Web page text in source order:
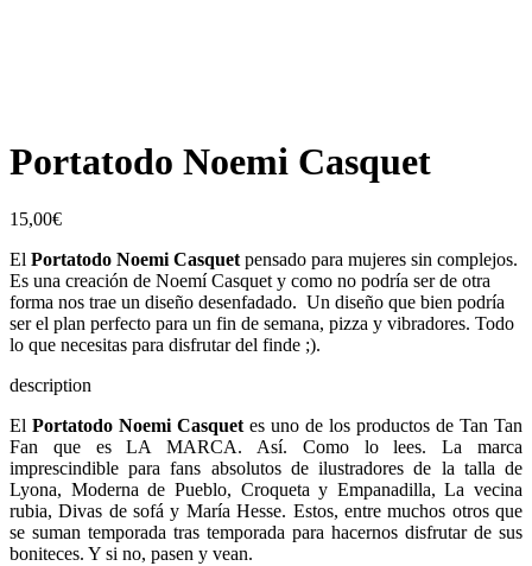
Portatodo Noemi Casquet
15,00€
El Portatodo Noemi Casquet pensado para mujeres sin complejos.
Es una creación de Noemí Casquet y como no podría ser de otra
forma nos trae un diseño desenfadado. Un diseño que bien podría
ser el plan perfecto para un fin de semana, pizza y vibradores. Todo
lo que necesitas para disfrutar del finde ;).
description
El Portatodo Noemi Casquet es uno de los productos de Tan Tan
Fan que es LA MARCA. Así. Como lo lees. La marca
imprescindible para fans absolutos de ilustradores de la talla de
Lyona, Moderna de Pueblo, Croqueta y Empanadilla, La vecina
rubia, Divas de sofá y María Hesse. Estos, entre muchos otros que
se suman temporada tras temporada para hacernos disfrutar de sus
boniteces. Y si no, pasen y vean.